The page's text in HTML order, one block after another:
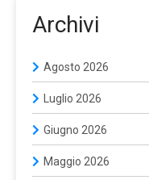
Archivi
Agosto 2026
Luglio 2026
Giugno 2026
Maggio 2026